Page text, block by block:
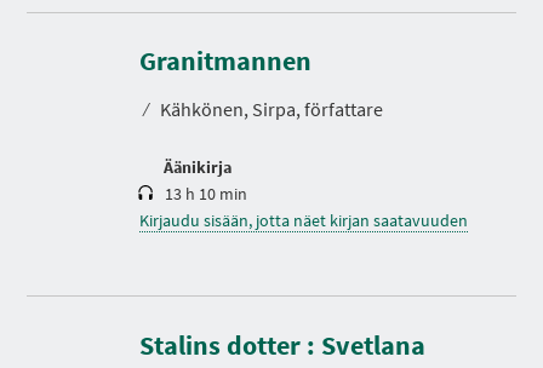
Granitmannen
⁄ Kähkönen, Sirpa, författare
Äänikirja
K
s
t
13 h 10 min
Kirjaudu sisään, jotta näet kirjan saatavuuden
Stalins dotter : Svetlana